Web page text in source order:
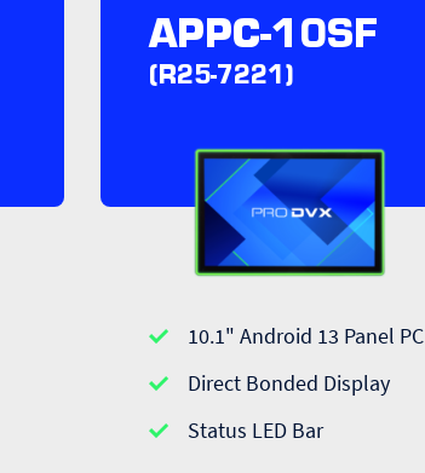
APPC-10SF
(R25-7221)
10.1" Android 13 Panel PC
Direct Bonded Display
Status LED Bar